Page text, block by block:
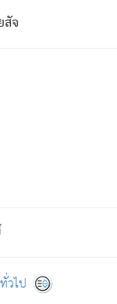
จ
วไป
หรือพราหมณ์ทั้งปว
ว่า สมณะหรือพราหม
พอันเป็นแล้วนั้น ย่
ดนั้น ไม่เที่ยง เป็นทุ
ไม่เพลิดเพลินวิภวตั
ารทั้งปวง นั้นคือนิพพ
(คือไม่เปลี่ยนแปลง